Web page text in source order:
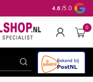
4.6 /5.0
0